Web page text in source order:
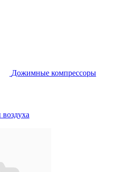
Дожимные компрессоры